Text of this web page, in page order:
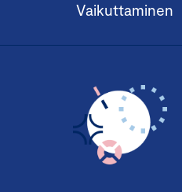
Vaikuttaminen